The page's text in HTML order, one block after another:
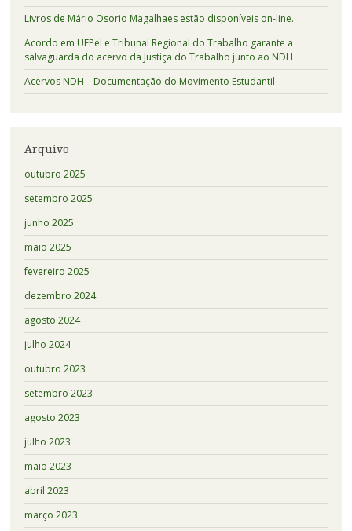
Livros de Mário Osorio Magalhaes estão disponíveis on-line.
Acordo em UFPel e Tribunal Regional do Trabalho garante a
salvaguarda do acervo da Justiça do Trabalho junto ao NDH
Acervos NDH – Documentação do Movimento Estudantil
Arquivo
outubro 2025
setembro 2025
junho 2025
maio 2025
fevereiro 2025
dezembro 2024
agosto 2024
julho 2024
outubro 2023
setembro 2023
agosto 2023
julho 2023
maio 2023
abril 2023
março 2023